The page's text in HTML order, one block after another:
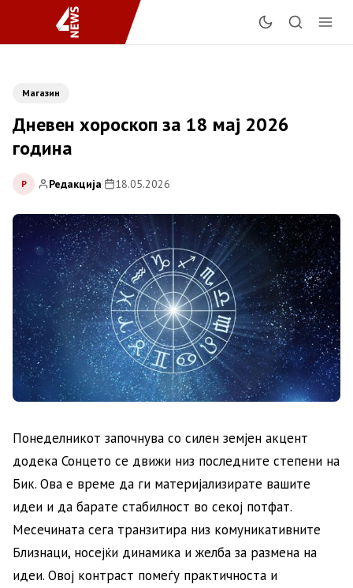
Магазин
Дневен хороскоп за 18 мај 2026
година
Р Редакција| 18.05.2026
Понеделникот започнува со силен земјен акцент
додека Сонцето се движи низ последните степени на
Бик. Ова е време да ги материјализирате вашите
идеи и да барате стабилност во секој потфат.
Месечината сега транзитира низ комуникативните
Близнаци, носејќи динамика и желба за размена на
идеи. Овој контраст помеѓу практичноста и